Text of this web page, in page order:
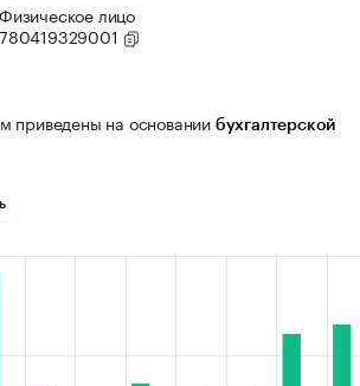
Физическое лицо
780419329001
приведены на основании бухгалтерской